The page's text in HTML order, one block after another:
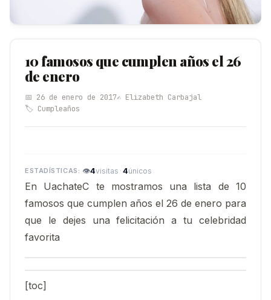
10 famosos que cumplen años el 26
de enero
📅 26 de enero de 2017✍️ Elizabeth Carbajal
🏷️ Cumpleaños
👁4visitas ·4únicos
En UachateC te mostramos una lista de 10
famosos que cumplen años el 26 de enero para
que le dejes una felicitación a tu celebridad
favorita
[toc]